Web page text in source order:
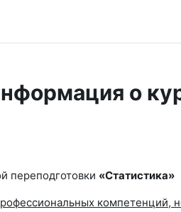
о
переподготовки «Статистика»
компетенций,